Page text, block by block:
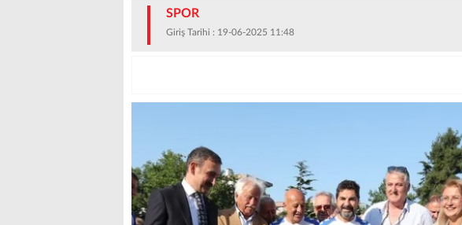
SPOR
Giriş Tarihi : 19-06-2025 11:48